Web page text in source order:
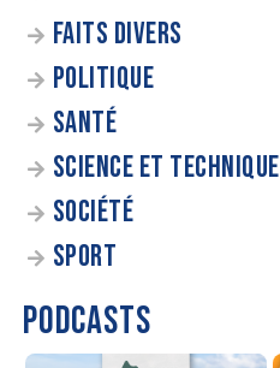
FAITS DIVERS
POLITIQUE
SANTÉ
SCIENCE ET TECHNIQUE
SOCIÉTÉ
SPORT
PODCASTS